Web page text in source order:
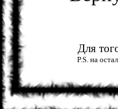
Для
P.S. на